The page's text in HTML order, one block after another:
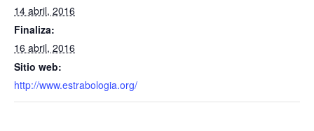
14 abril, 2016
Finaliza:
16 abril, 2016
Sitio web:
http://www.estrabologia.org/